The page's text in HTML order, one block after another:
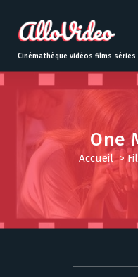
t
o
Cinémathèque vidéos films
One
Accueil>